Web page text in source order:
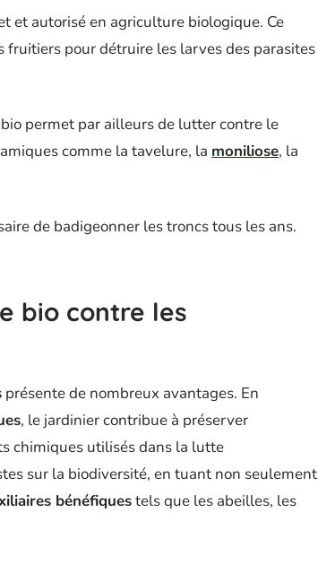
et autorisé en agriculture biologique. Ce
pour détruire les larves des parasites
permet par ailleurs de lutter contre le
comme la tavelure, la moniliose, la
de badigeonner les troncs tous les ans.
bio contre les
présente de nombreux avantages. En
, le jardinier contribue à préserver
chimiques utilisés dans la lutte
sur la biodiversité, en tuant non seulement
bénéfiquestels que les abeilles, les